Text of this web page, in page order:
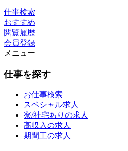
仕事検索
おすすめ
閲覧履歴
会員登録
メニュー
仕事を探す
お仕事検索
スペシャル求人
寮/社宅ありの求人
高収入の求人
期間工の求人